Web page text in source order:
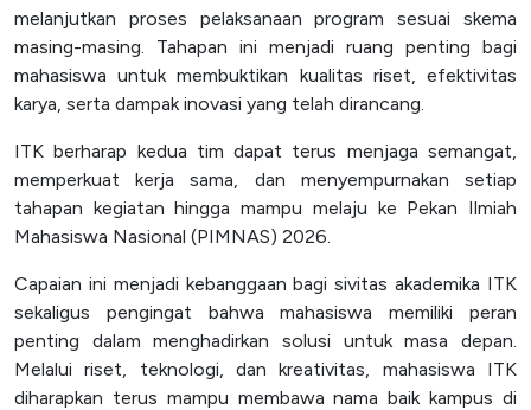
melanjutkan proses pelaksanaan program sesuai skema
masing-masing. Tahapan ini menjadi ruang penting bagi
mahasiswa untuk membuktikan kualitas riset, efektivitas
karya, serta dampak inovasi yang telah dirancang.
ITK berharap kedua tim dapat terus menjaga semangat,
memperkuat kerja sama, dan menyempurnakan setiap
tahapan kegiatan hingga mampu melaju ke Pekan Ilmiah
Mahasiswa Nasional (PIMNAS) 2026.
Capaian ini menjadi kebanggaan bagi sivitas akademika ITK
sekaligus pengingat bahwa mahasiswa memiliki peran
penting dalam menghadirkan solusi untuk masa depan.
Melalui riset, teknologi, dan kreativitas, mahasiswa ITK
diharapkan terus mampu membawa nama baik kampus di